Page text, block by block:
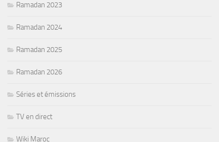
Ramadan 2023
Ramadan 2024
Ramadan 2025
Ramadan 2026
Séries et émissions
TV en direct
Wiki Maroc